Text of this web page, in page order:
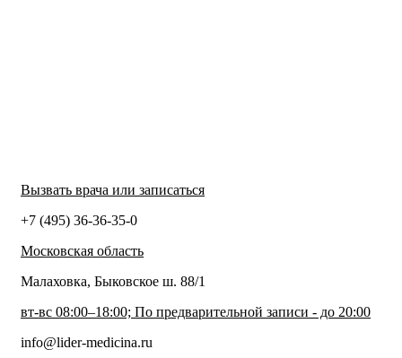
Вызвать врача или записаться
+7 (495) 36-36-35-0
Московская область
Малаховка, Быковское ш. 88/1
вт-вс 08:00–18:00; По предварительной записи - до 20:00
info@lider-medicina.ru